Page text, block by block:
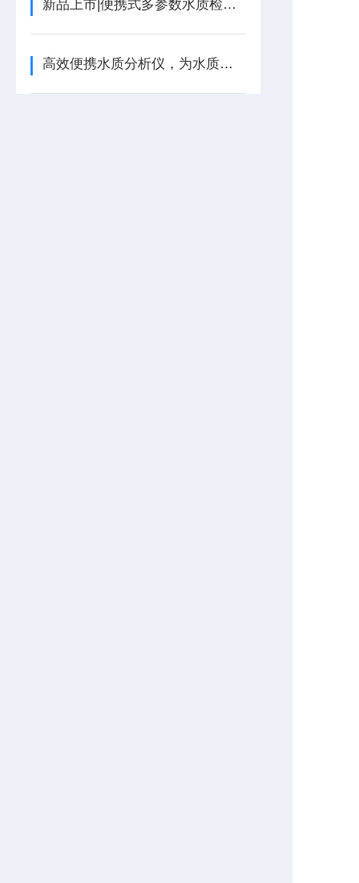
新品上市|便携式多参数水质检测仪（电极法）
高效便携水质分析仪，为水质分析注入新活力